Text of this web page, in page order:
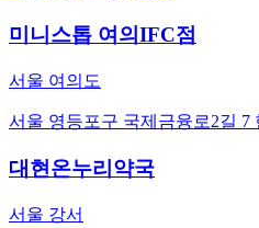
미니스톱 여의IFC점
서울 여의도
서울 영등포구 국제금융로2길 7
대현온누리약국
서울 강서